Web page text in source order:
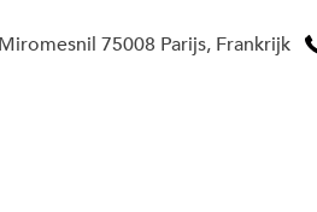
75008 Parijs, Frankrijk